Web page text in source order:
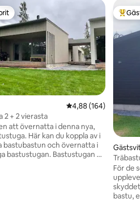
betyg, 700 omdömen
4,88 av 5 i
4,88 (164)
2 + 2 vierasta
att övernatta i denna nya,
Här kan du koppla av i
bastubastun och övernatta i
Bastustugan är
För de
upplevelser. Gårdssvit
bastu,